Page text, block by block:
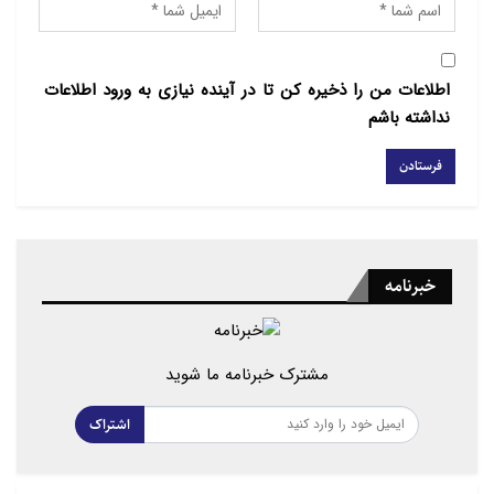
اطلاعات من را ذخیره کن تا در آینده نیازی به ورود اطلاعات
نداشته باشم
خبرنامه
مشترک خبرنامه ما شوید
اشتراک